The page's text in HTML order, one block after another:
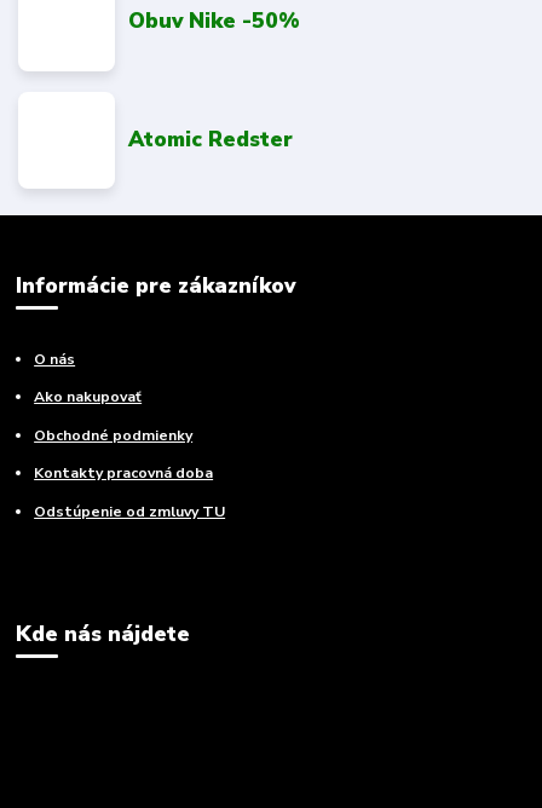
Obuv Nike -50%
Atomic Redster
Informácie pre zákazníkov
O nás
Ako nakupovať
Obchodné podmienky
Kontakty pracovná doba
Odstúpenie od zmluvy TU
Kde nás nájdete